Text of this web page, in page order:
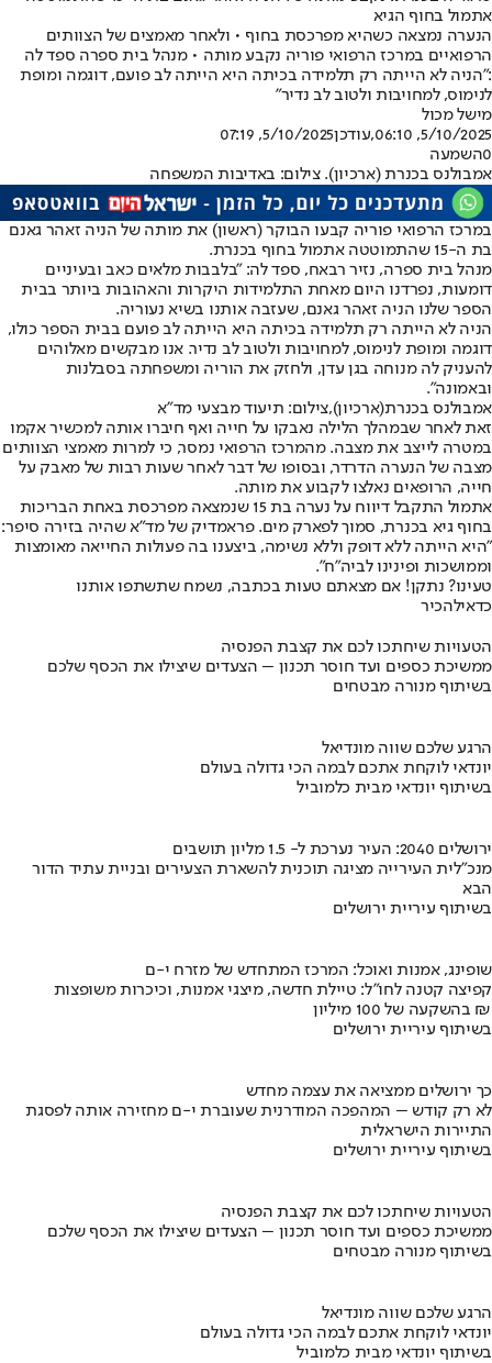
אתמול בחוף הגיא
הנערה נמצאה כשהיא מפרכסת בחוף • ולאחר מאמצים של הצוותים
הרפואיים במרכז הרפואי פוריה נקבע מותה • מנהל בית ספרה ספד לה
:"הניה לא הייתה רק תלמידה בכיתה היא הייתה לב פועם, דוגמה ומופת
לנימוס, למחויבות ולטוב לב נדיר"
מישל מכול
5/10/2025, 06:10
,עודכן5/10/2025, 07:19
0השמעה
אמבולנס בכנרת (ארכיון). צילום: באדיבות המשפחה
במרכז הרפואי פוריה קבעו הבוקר (ראשון) את מותה של הניה זאהר גאנם
בת ה-15 שהתמוטטה אתמול בחוף בכנרת.
מנהל בית ספרה, נזיר רבאח, ספד לה: "בלבבות מלאים כאב ובעיניים
דומעות, נפרדנו היום מאחת התלמידות היקרות והאהובות ביותר בבית
הספר שלנו הניה זאהר גאנם, שעזבה אותנו בשיא נעוריה.
הניה לא הייתה רק תלמידה בכיתה היא הייתה לב פועם בבית הספר כולו,
דוגמה ומופת לנימוס, למחויבות ולטוב לב נדיר. אנו מבקשים מאלוהים
להעניק לה מנוחה בגן עדן, ולחזק את הוריה ומשפחתה בסבלנות
ובאמונה".
אמבולנס בכנרת(ארכיון),צילום: תיעוד מבצעי מד"א
זאת לאחר שבמהלך הלילה נאבקו על חייה ואף חיברו אותה למכשיר אקמו
במטרה לייצב את מצבה. מהמרכז הרפואי נמסר, כי למרות מאמצי הצוותים
מצבה של הנערה הדרדר, ובסופו של דבר לאחר שעות רבות של מאבק על
חייה, הרופאים נאלצו לקבוע את מותה.
אתמול התקבל דיווח על נערה בת 15 שנמצאה מפרכסת באחת הבריכות
בחוף גיא בכנרת, סמוך לפארק מים. פראמדיק של מד"א שהיה בזירה סיפר:
"היא הייתה ללא דופק וללא נשימה, ביצענו בה פעולות החייאה מאומצות
וממושכות ופינינו לביה"ח".
טעינו? נתקן! אם מצאתם טעות בכתבה, נשמח שתשתפו אותנו
כדאילהכיר
הטעויות שיחתכו לכם את קצבת הפנסיה
ממשיכת כספים ועד חוסר תכנון – הצעדים שיצילו את הכסף שלכם
בשיתוף מנורה מבטחים
הרגע שלכם שווה מונדיאל
יונדאי לוקחת אתכם לבמה הכי גדולה בעולם
בשיתוף יונדאי מבית כלמוביל
ירושלים 2040: העיר נערכת ל- 1.5 מליון תושבים
מנכ"לית העירייה מציגה תוכנית להשארת הצעירים ובניית עתיד הדור
הבא
בשיתוף עיריית ירושלים
שופינג, אמנות ואוכל: המרכז המתחדש של מזרח י-ם
קפיצה קטנה לחו"ל: טיילת חדשה, מיצגי אמנות, וכיכרות משופצות
בהשקעה של 100 מיליון ₪
בשיתוף עיריית ירושלים
כך ירושלים ממציאה את עצמה מחדש
לא רק קודש – המהפכה המודרנית שעוברת י-ם מחזירה אותה לפסגת
התיירות הישראלית
בשיתוף עיריית ירושלים
הטעויות שיחתכו לכם את קצבת הפנסיה
ממשיכת כספים ועד חוסר תכנון – הצעדים שיצילו את הכסף שלכם
בשיתוף מנורה מבטחים
הרגע שלכם שווה מונדיאל
יונדאי לוקחת אתכם לבמה הכי גדולה בעולם
בשיתוף יונדאי מבית כלמוביל